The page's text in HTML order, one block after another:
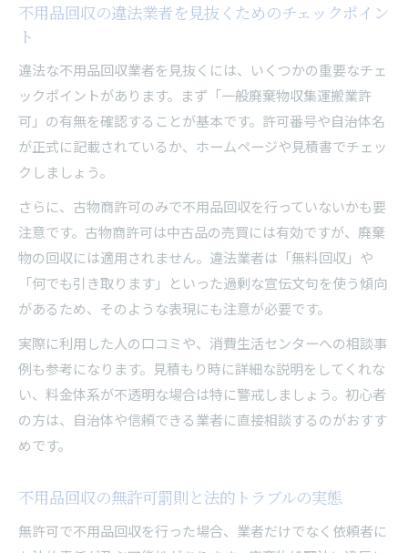
不用品回収の違法業者を見抜くためのチェックポイン
ト
違法な不用品回収業者を見抜くには、いくつかの重要なチェ
ックポイントがあります。まず「一般廃棄物収集運搬業許
可」の有無を確認することが基本です。許可番号や自治体名
が正式に記載されているか、ホームページや見積書でチェッ
クしましょう。
さらに、古物商許可のみで不用品回収を行っていないかも要
注意です。古物商許可は中古品の売買には有効ですが、廃棄
物の回収には適用されません。違法業者は「無料回収」や
「何でも引き取ります」といった過剰な宣伝文句を使う傾向
があるため、そのような表現にも注意が必要です。
実際に利用した人の口コミや、消費生活センターへの相談事
例も参考になります。見積もり時に詳細な説明をしてくれな
い、料金体系が不透明な場合は特に警戒しましょう。初心者
の方は、自治体や信頼できる業者に直接相談するのがおすす
めです。
不用品回収の無許可罰則と法的トラブルの実態
無許可で不用品回収を行った場合、業者だけでなく依頼者に